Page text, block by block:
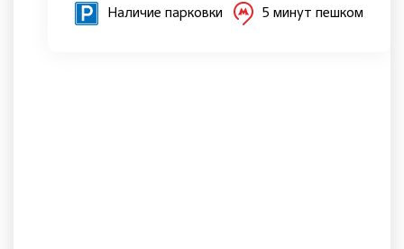
Наличие парковки 5 минут пешком